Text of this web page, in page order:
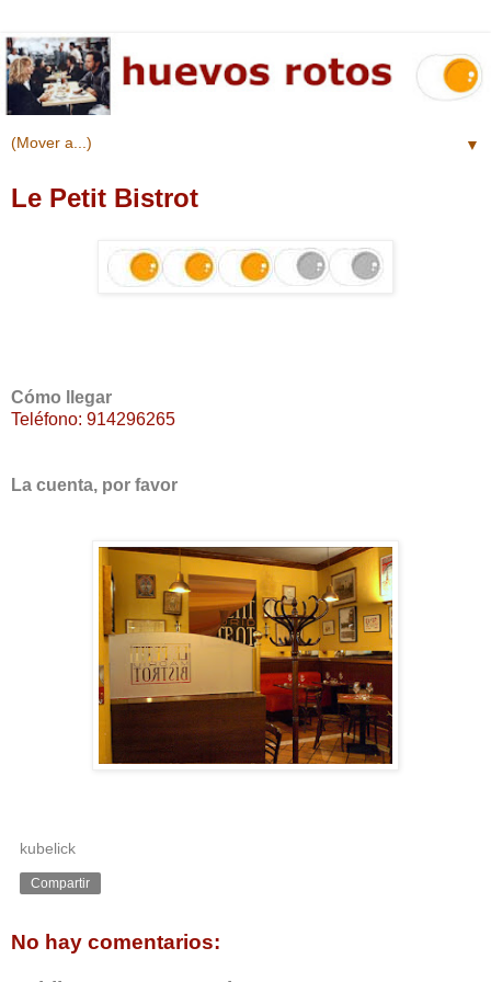
▼
Le Petit Bistrot
Cómo llegar
Teléfono: 914296265
La cuenta, por favor
kubelick
Compartir
No hay comentarios: